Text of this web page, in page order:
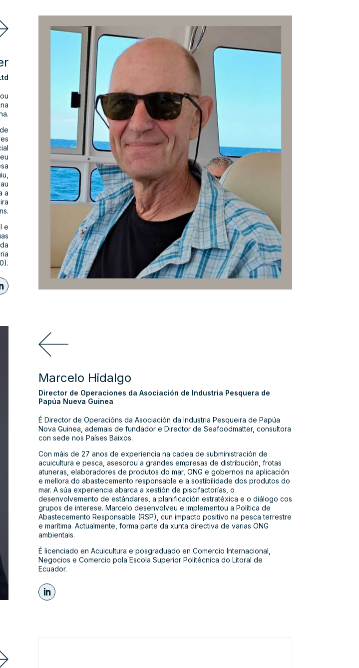
a
e
Marcelo Hidalgo
Director de Operaciones da Asociación de Industria Pesquera de
Papúa Nueva Guinea
É Director de Operacións da Asociación da Industria Pesqueira de Papúa
Nova Guinea, ademais de fundador e Director de Seafoodmatter, consultora
con sede nos Países Baixos.
Con máis de 27 anos de experiencia na cadea de subministración de
acuicultura e pesca, asesorou a grandes empresas de distribución, frotas
atuneras, elaboradores de produtos do mar, ONG e gobernos na aplicación
e mellora do abastecemento responsable e a sostibilidade dos produtos do
mar. A súa experiencia abarca a xestión de piscifactorías, o
desenvolvemento de estándares, a planificación estratéxica e o diálogo cos
grupos de interese. Marcelo desenvolveu e implementou a Política de
Abastecemento Responsable (RSP), cun impacto positivo na pesca terrestre
e marítima. Actualmente, forma parte da xunta directiva de varias ONG
ambientais.
É licenciado en Acuicultura e posgraduado en Comercio Internacional,
Negocios e Comercio pola Escola Superior Politécnica do Litoral de
Ecuador.